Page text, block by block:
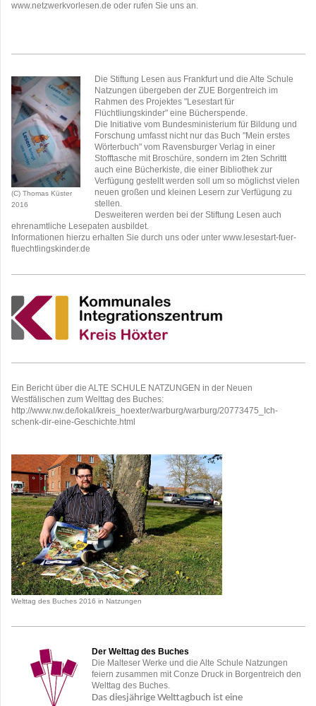
www.netzwerkvorlesen.de oder rufen Sie uns an.
(C) Thomas Küster
2016
Die Stiftung Lesen aus Frankfurt und die Alte Schule
Natzungen übergeben der ZUE Borgentreich im
Rahmen des Projektes "Lesestart für
Flüchtliungskinder" eine Bücherspende.
Die Initiative vom Bundesministerium für Bildung und
Forschung umfasst nicht nur das Buch "Mein erstes
Wörterbuch" vom Ravensburger Verlag in einer
Stofftasche mit Broschüre, sondern im 2ten Schrittt
auch eine Bücherkiste, die einer Bibliothek zur
Verfügung gestellt werden soll um so möglichst vielen
neuen großen und kleinen Lesern zur Verfügung zu
stellen.
Desweiteren werden bei der Stiftung Lesen auch
ehrenamtliche Lesepaten ausbildet.
Informationen hierzu erhalten Sie durch uns oder unter www.lesestart-fuer-
fluechtlingskinder.de
Ein Bericht über die ALTE SCHULE NATZUNGEN in der Neuen
Westfälischen zum Welttag des Buches:
http://www.nw.de/lokal/kreis_hoexter/warburg/warburg/20773475_Ich-
schenk-dir-eine-Geschichte.html
Welttag des Buches 2016 in Natzungen
Der Welttag des Buches
Die Malteser Werke und die Alte Schule Natzungen
feiern zusammen mit Conze Druck in Borgentreich den
Welttag des Buches.
Das diesjährige Welttagbuch ist eine